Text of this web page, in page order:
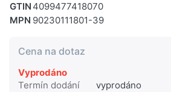
GTIN 4099477418070
MPN 90230111801-39
Cena na dotaz
Vyprodáno
Termín dodání
vyprodáno